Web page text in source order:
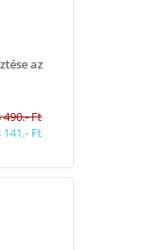
az
490.- Ft
141.- Ft